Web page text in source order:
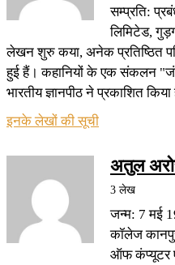
सम्प्रति:
लिमिटेड,
लेखन शुरु कया, अनेक प्रतिष्ठित
हुई हैं। कहानियों के एक संकलन
भारतीय ज्ञानपीठ ने प्रकाशित किया
इनके लेखों की सूची
अतुल
3 लेख
जन्म: 7 मई
कॉलेज
ऑफ कंप्यूटर